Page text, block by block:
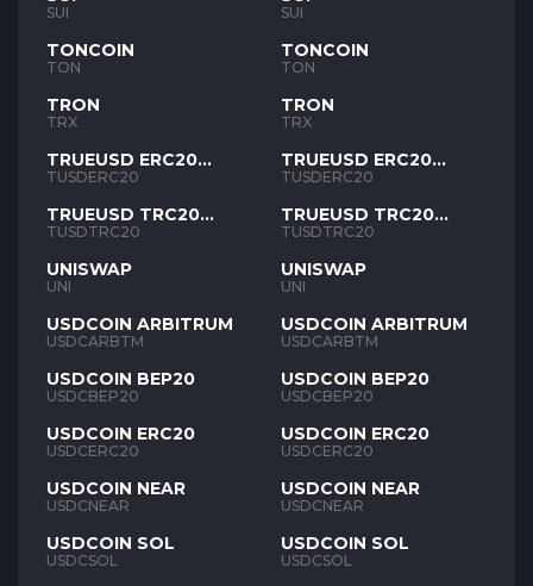
SUI
TONCOIN
TON
TRON
TRX
TRUEUSD ERC20
TUSD
TUSDERC20
TRUEUSD TRC20
TUSD
TUSDTRC20
UNISWAP
UNI
USDCOIN ARBITRUM
USDCARBTM
USDCOIN BEP20
USDCBEP20
USDCOIN ERC20
USDCERC20
USDCOIN NEAR
USDCNEAR
USDCOIN SOL
USDCSOL
SUI
TONCOIN
TON
TRON
TRX
TRUEUSD ERC20
TUSD
TUSDERC20
TRUEUSD TRC20
TUSD
TUSDTRC20
UNISWAP
UNI
USDCOIN ARBITRUM
USDCARBTM
USDCOIN BEP20
USDCBEP20
USDCOIN ERC20
USDCERC20
USDCOIN NEAR
USDCNEAR
USDCOIN SOL
USDCSOL